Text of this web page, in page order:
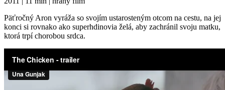
Päťročný Aron vyráža so svojím ustarosteným otcom na cestu, na jej
konci si rovnako ako superhdinovia želá, aby zachránil svoju matku,
ktorá trpí chorobou srdca.